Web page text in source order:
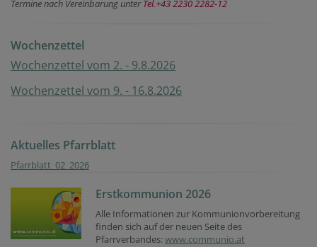
Termine nach Vereinbarung unterTel.+43 2230 2282-12
Wochenzettel
Wochenzettel vom 2. - 9.8.2026
Wochenzettel vom 9. - 16.8.2026
Aktuelles Pfarrblatt
Pfarrblatt_02_2026
Erstkommunion 2026
Alle Informationen zur Kommunionvorbereitung
finden sich auf der neuen Seite des
Pfarrverbandes:www.communio.at